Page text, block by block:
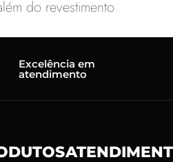
do revestimento
Excelência em
atendimento